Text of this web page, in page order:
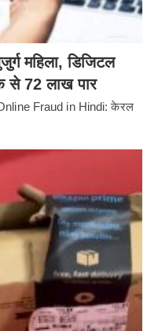
महिला, डिजिटल
से 72 लाख पार
Fraud in Hindi: केरल